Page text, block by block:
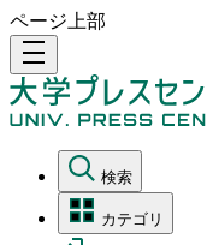
ページ上部
density_medium
検索
カテゴリ